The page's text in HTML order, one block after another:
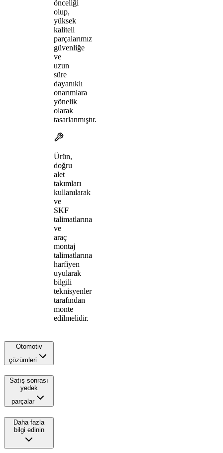
önceliği
olup,
yüksek
kaliteli
parçalarımız
güvenliğe
ve
uzun
süre
dayanıklı
onarımlara
yönelik
olarak
tasarlanmıştır.
Ürün,
doğru
alet
takımları
kullanılarak
ve
SKF
talimatlarına
ve
araç
montaj
talimatlarına
harfiyen
uyularak
bilgili
teknisyenler
tarafından
monte
edilmelidir.
Otomotiv
çözümleri
Satış sonrası
yedek
parçalar
Daha fazla
bilgi edinin